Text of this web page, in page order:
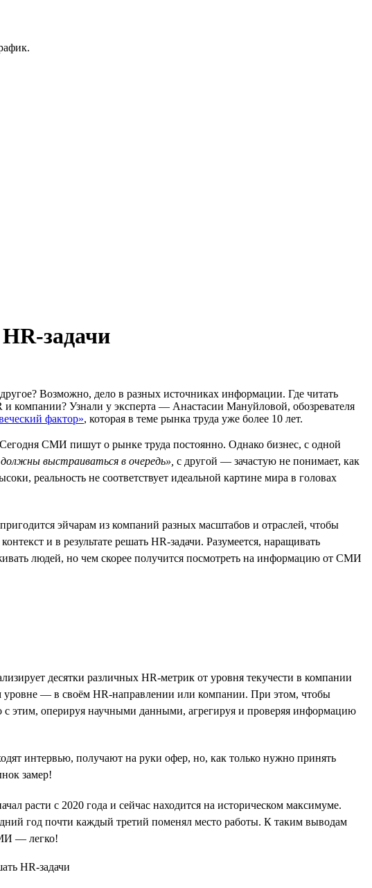
задачи
Возможно, дело в разных источниках информации. Где читать
компании? Узнали у эксперта — Анастасии Мануйловой, обозревателя
фактор», которая в теме рынка труда уже более 10 лет.
СМИ пишут о рынке труда постоянно. Однако бизнес, с одной
выстраиваться в очередь», с другой — зачастую не понимает, как
реальность не соответствует идеальной картине мира в головах
эйчарам из компаний разных масштабов и отраслей, чтобы
и в результате решать HR-задачи. Разумеется, наращивать
людей, но чем скорее получится посмотреть на информацию от СМИ
десятки различных HR-метрик от уровня текучести в компании
уровне — в своём HR-направлении или компании. При этом, чтобы
этим, оперируя научными данными, агрегируя и проверяя информацию
интервью, получают на руки офер, но, как только нужно принять
замер!
расти с 2020 года и сейчас находится на историческом максимуме.
год почти каждый третий поменял место работы. К таким выводам
— легко!